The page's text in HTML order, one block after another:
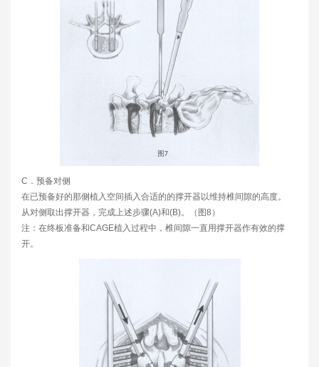
C．预备对侧
在已预备好的那侧植入空间插入合适的的撑开器以维持椎间隙的高度。
从对侧取出撑开器，完成上述步骤(A)和(B)。（图8）
注：在终板准备和CAGE植入过程中，椎间隙一直用撑开器作有效的撑
开。